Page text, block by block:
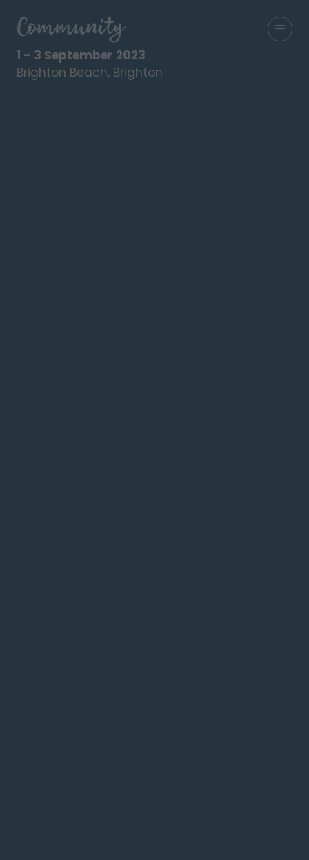
1 - 3 September 2023
Brighton Beach, Brighton